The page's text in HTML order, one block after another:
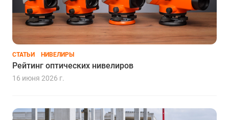
СТАТЬИ НИВЕЛИРЫ
Рейтинг оптических нивелиров
16 июня 2026 г.